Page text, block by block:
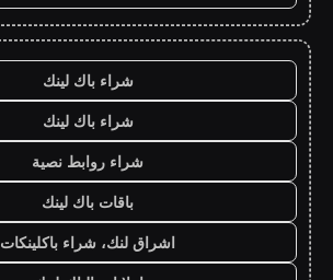
شراء باك لينك
شراء باك لينك
شراء روابط نصية
باقات باك لينك
اشراق لنك، شراء باكلينكات